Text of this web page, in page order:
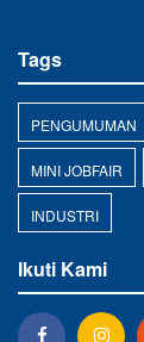
Tags
PENGUMUMAN
MINI JOBFAIR
INDUSTRI
Ikuti Kami